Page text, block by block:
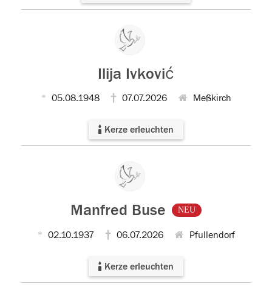
Ilija Ivković
05.08.1948 07.07.2026 Meßkirch
Kerze erleuchten
Manfred Buse NEU
02.10.1937 06.07.2026 Pfullendorf
Kerze erleuchten